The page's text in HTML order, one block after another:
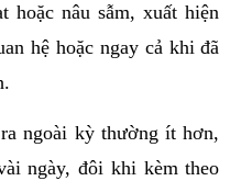
hoặc nâu sẫm, xuất hiện
hệ hoặc ngay cả khi đã
ngoài kỳ thường ít hơn,
ngày, đôi khi kèm theo